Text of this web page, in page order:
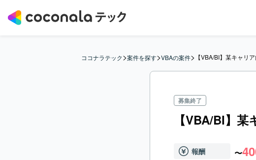
ココナラテック>案件を探す>VBAの案件> 【VBA/BI】某キャリ
募集終了
【VBA/BI】
報酬 〜